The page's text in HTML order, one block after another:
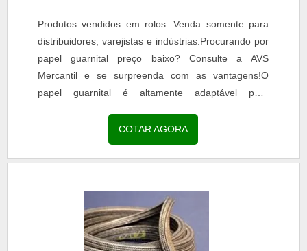
Produtos vendidos em rolos. Venda somente para
distribuidores, varejistas e indústrias.Procurando por
papel guarnital preço baixo? Consulte a AVS
Mercantil e se surpreenda com as vantagens!O
papel guarnital é altamente adaptável para
COTAR AGORA